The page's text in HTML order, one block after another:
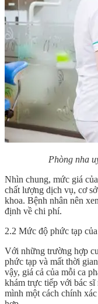
Phòng nha
Nhìn chung, mức giá
chất lượng dịch vụ, cơ
khoa. Bệnh nhân nên
định về chi phí.
2.2 Mức độ phức tạp
Với những trường hợp
phức tạp và mất thời
vậy, giá cả của mỗi ca
khám trực tiếp với bác sĩ
mình một cách chính